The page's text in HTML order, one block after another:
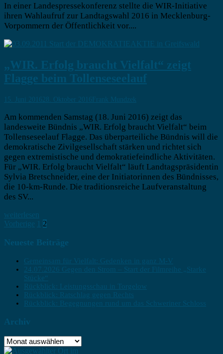
In einer Landespressekonferenz stellte die WIR-Initiative
ihren Wahlaufruf zur Landtagswahl 2016 in Mecklenburg-
Vorpommern der Öffentlichkeit vor....
„WIR. Erfolg braucht Vielfalt“ zeigt
Flagge beim Tollenseseelauf
15. Juni 201628. Oktober 2016 Frank Mundzek
Am kommenden Samstag (18. Juni 2016) zeigt das
landesweite Bündnis „WIR. Erfolg braucht Vielfalt“ beim
Tollenseseelauf Flagge. Das überparteiliche Bündnis will die
demokratische Zivilgesellschaft stärken und richtet sich
gegen extremistische und demokratiefeindliche Aktivitäten.
Für „WIR. Erfolg braucht Vielfalt“ läuft Landtagspräsidentin
Sylvia Bretschneider, eine der Initiatorinnen des Bündnisses,
die 10-km-Runde. Die traditionsreiche Laufveranstaltung
des SV...
weiterlesen
Seitennummerierung
der
Vorherige 2
Neueste Beiträge
Gemeinsam für Vielfalt: Gedenken in ganz M-V
24.07.2026 Gegen den Strom – Start der Filmreihe „Starke
Stücke“
Rückblick: Leistungsschau in Torgelow
Rückblick: Ratschlag gegen Rechts
Rückblick: Begegnungen rund um das Schweriner Schloss
Archiv
Archiv